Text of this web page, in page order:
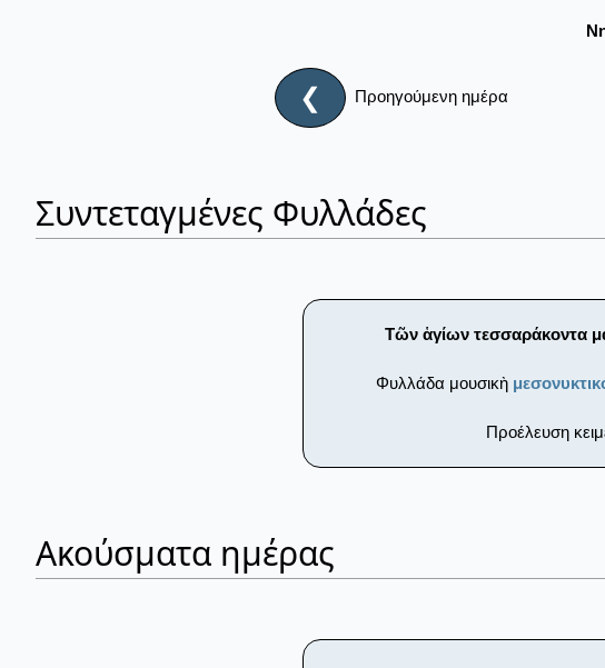
❮ Προηγούμενη ημέρα
Συντεταγμένες Φυλλάδες
Τῶν ἁγίων τεσσαράκοντα
Φυλλάδα μουσικὴ
Προέλευση
Ακούσματα ημέρας